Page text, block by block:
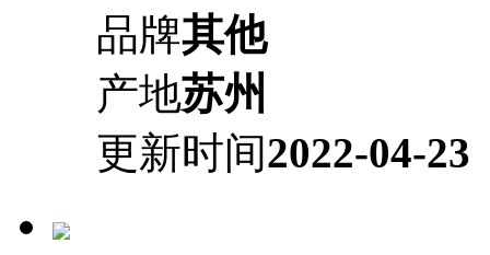
品牌其他
产地苏州
更新时间2022-04-23